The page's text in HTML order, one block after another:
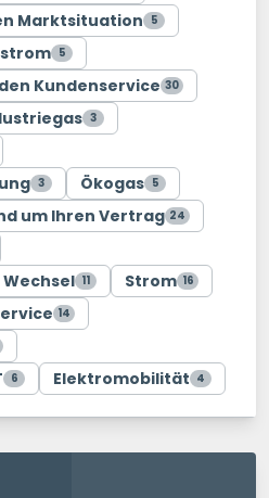
Marktsituation 5
5
Kundenservice 30
3
3 Ökogas 5
um Ihren Vertrag 24
11 Strom 16
14
6 Elektromobilität 4